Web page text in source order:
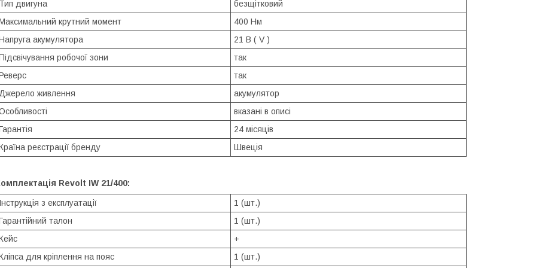
двигуна
безщітковий
крутний момент
400 Нм
акумулятора
21 В ( V )
робочої зони
так
так
живлення
акумулятор
вказані в описі
24 місяців
реєстрації бренду
Швеція
Revolt IW 21/400:
з експлуатації
1 (шт.)
талон
1 (шт.)
+
для кріплення на пояс
1 (шт.)